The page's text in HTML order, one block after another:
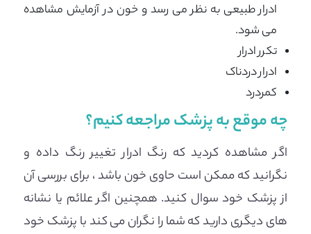
ادرار طبیعی به نظر می رسد و خون در آزمایش مشاهده
می شود.
تکرر ادرار
ادرار دردناک
کمردرد
چه موقع به پزشک مراجعه کنیم؟
اگر مشاهده کردید که رنگ ادرار تغییر رنگ داده و
نگرانید که ممکن است حاوی خون باشد ، برای بررسی آن
از پزشک خود سوال کنید. همچنین اگر علائم یا نشانه
های دیگری دارید که شما را نگران می کند با پزشک خود